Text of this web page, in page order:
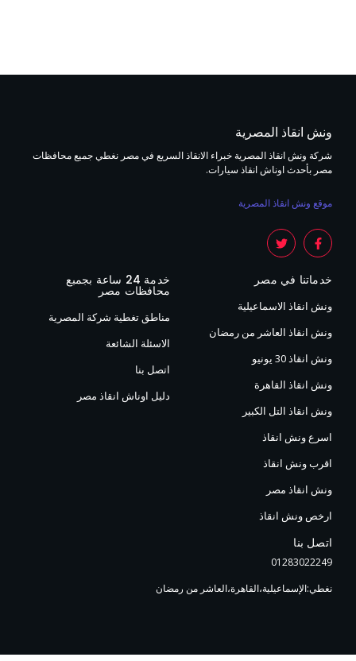
ونش انقاذ المصرية
شركة ونش انقاذ المصرية خبراء الانقاذ السريع في مصر نغطي جميع محافظات
مصر بأحدث اوناش انقاذ سيارات.
موقع ونش انقاذ المصرية
خدماتنا في مصر
ونش انقاذ الاسماعيلية
ونش انقاذ العاشر من رمضان
ونش انقاذ 30 يونيو
ونش انقاذ القاهرة
ونش انقاذ التل الكبير
اسرع ونش انقاذ
اقرب ونش انقاذ
ونش انقاذ مصر
ارخص ونش انقاذ
خدمة 24 ساعة بجمبع
محافظات مصر
مناطق تغطية شركة المصرية
الاسئلة الشائعة
اتصل بنا
دليل اوناش انقاذ مصر
اتصل بنا
01283022249
نغطي:الإسماعيلية،القاهرة،العاشر من رمضان